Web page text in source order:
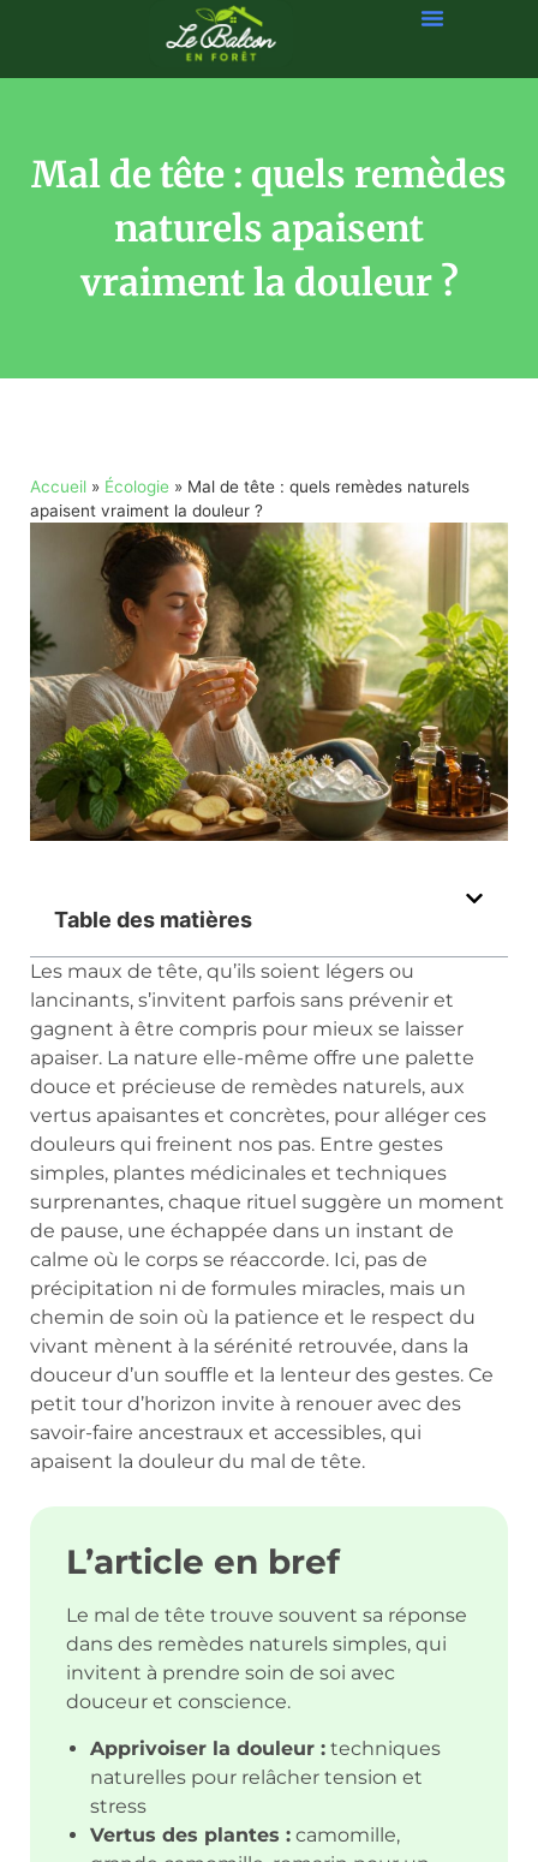
Mal de tête : quels remèdes
naturels apaisent
vraiment la douleur ?
Accueil » Écologie » Mal de tête : quels remèdes naturels
apaisent vraiment la douleur ?
Table des matières
Les maux de tête, qu’ils soient légers ou
lancinants, s’invitent parfois sans prévenir et
gagnent à être compris pour mieux se laisser
apaiser. La nature elle-même offre une palette
douce et précieuse de remèdes naturels, aux
vertus apaisantes et concrètes, pour alléger ces
douleurs qui freinent nos pas. Entre gestes
simples, plantes médicinales et techniques
surprenantes, chaque rituel suggère un moment
de pause, une échappée dans un instant de
calme où le corps se réaccorde. Ici, pas de
précipitation ni de formules miracles, mais un
chemin de soin où la patience et le respect du
vivant mènent à la sérénité retrouvée, dans la
douceur d’un souffle et la lenteur des gestes. Ce
petit tour d’horizon invite à renouer avec des
savoir-faire ancestraux et accessibles, qui
apaisent la douleur du mal de tête.
L’article en bref
Le mal de tête trouve souvent sa réponse
dans des remèdes naturels simples, qui
invitent à prendre soin de soi avec
douceur et conscience.
Apprivoiser la douleur : techniques
naturelles pour relâcher tension et
stress
Vertus des plantes : camomille,